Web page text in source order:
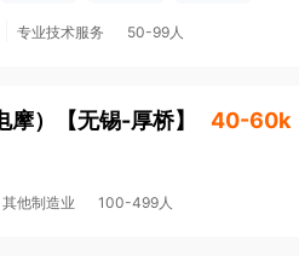
专业技术服务 50-99人
） 【无锡-厚桥】 40-60k
其他制造业 100-499人